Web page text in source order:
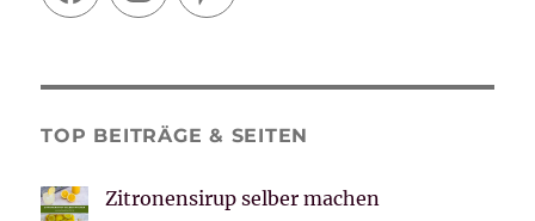
TOP BEITRÄGE & SEITEN
Zitronensirup selber machen